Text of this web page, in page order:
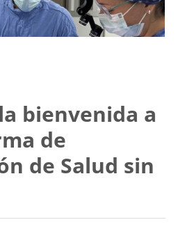
bienvenida a
de
de Salud sin